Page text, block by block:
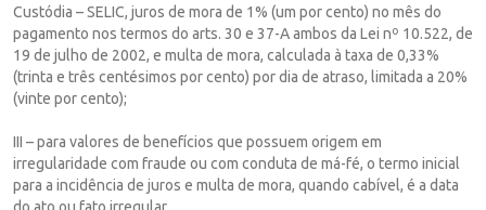
Custódia – SELIC, juros de mora de 1% (um por cento) no mês do
pagamento nos termos do arts. 30 e 37-A ambos da Lei nº 10.522, de
19 de julho de 2002, e multa de mora, calculada à taxa de 0,33%
(trinta e três centésimos por cento) por dia de atraso, limitada a 20%
(vinte por cento);
III – para valores de benefícios que possuem origem em
irregularidade com fraude ou com conduta de má-fé, o termo inicial
para a incidência de juros e multa de mora, quando cabível, é a data
do ato ou fato irregular.